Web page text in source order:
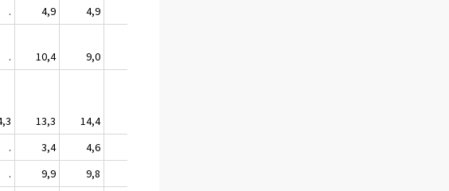
. 4,9
4,9
. 10,4
9,0
13,3 14,4
. 3,4
4,6
. 9,9
9,8